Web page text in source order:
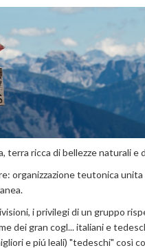
terra ricca di bellezze naturali e
organizzazione teutonica unita
i privilegi di un gruppo
dei gran cogl... italiani e
e piú leali) "tedeschi" così